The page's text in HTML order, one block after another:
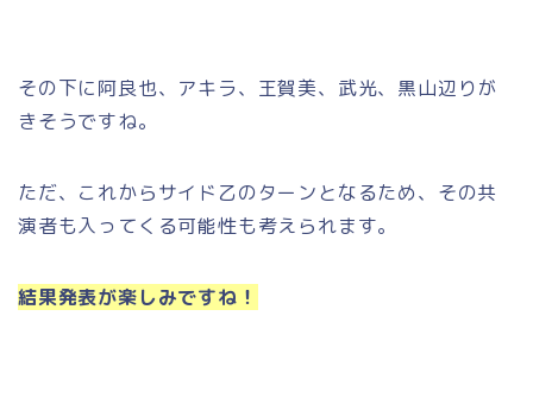
その下に阿良也、アキラ、王賀美、武光、黒山辺りが
きそうですね。
ただ、これからサイド乙のターンとなるため、その共
演者も入ってくる可能性も考えられます。
結果発表が楽しみですね！